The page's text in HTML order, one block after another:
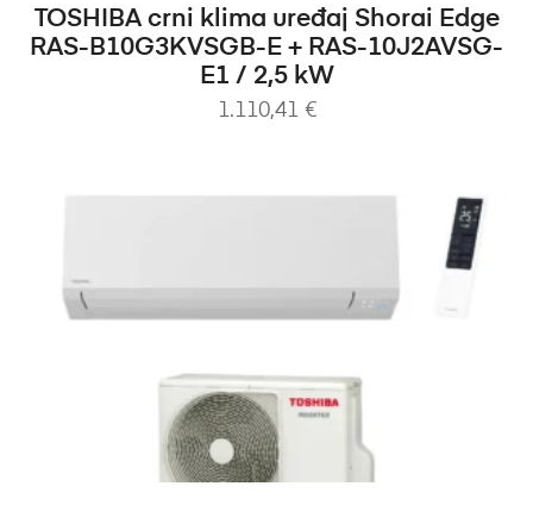
DODAJ U KOŠARICU
TOSHIBA crni klima uređaj Shorai Edge
RAS-B10G3KVSGB-E + RAS-10J2AVSG-
E1 / 2,5 kW
1.110,41 €